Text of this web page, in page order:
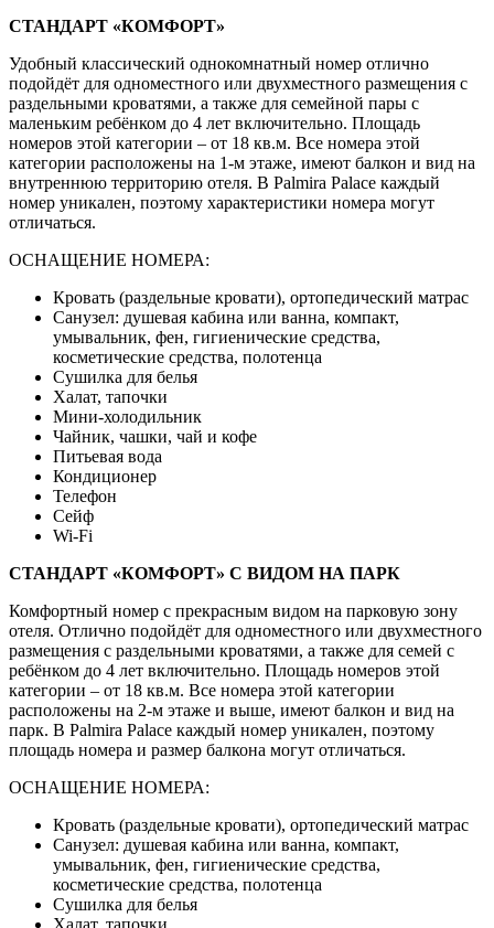
СТАНДАРТ «КОМФОРТ»
Удобный классический однокомнатный номер отлично
подойдёт для одноместного или двухместного размещения с
раздельными кроватями, а также для семейной пары с
маленьким ребёнком до 4 лет включительно. Площадь
номеров этой категории – от 18 кв.м. Все номера этой
категории расположены на 1-м этаже, имеют балкон и вид на
внутреннюю территорию отеля. В Palmira Palace каждый
номер уникален, поэтому характеристики номера могут
отличаться.
ОСНАЩЕНИЕ НОМЕРА:
Кровать (раздельные кровати), ортопедический матрас
Санузел: душевая кабина или ванна, компакт,
умывальник, фен, гигиенические средства,
косметические средства, полотенца
Сушилка для белья
Халат, тапочки
Мини-холодильник
Чайник, чашки, чай и кофе
Питьевая вода
Кондиционер
Телефон
Сейф
Wi-Fi
СТАНДАРТ «КОМФОРТ» С ВИДОМ НА ПАРК
Комфортный номер с прекрасным видом на парковую зону
отеля. Отлично подойдёт для одноместного или двухместного
размещения с раздельными кроватями, а также для семей с
ребёнком до 4 лет включительно. Площадь номеров этой
категории – от 18 кв.м. Все номера этой категории
расположены на 2-м этаже и выше, имеют балкон и вид на
парк. В Palmira Palace каждый номер уникален, поэтому
площадь номера и размер балкона могут отличаться.
ОСНАЩЕНИЕ НОМЕРА:
Кровать (раздельные кровати), ортопедический матрас
Санузел: душевая кабина или ванна, компакт,
умывальник, фен, гигиенические средства,
косметические средства, полотенца
Сушилка для белья